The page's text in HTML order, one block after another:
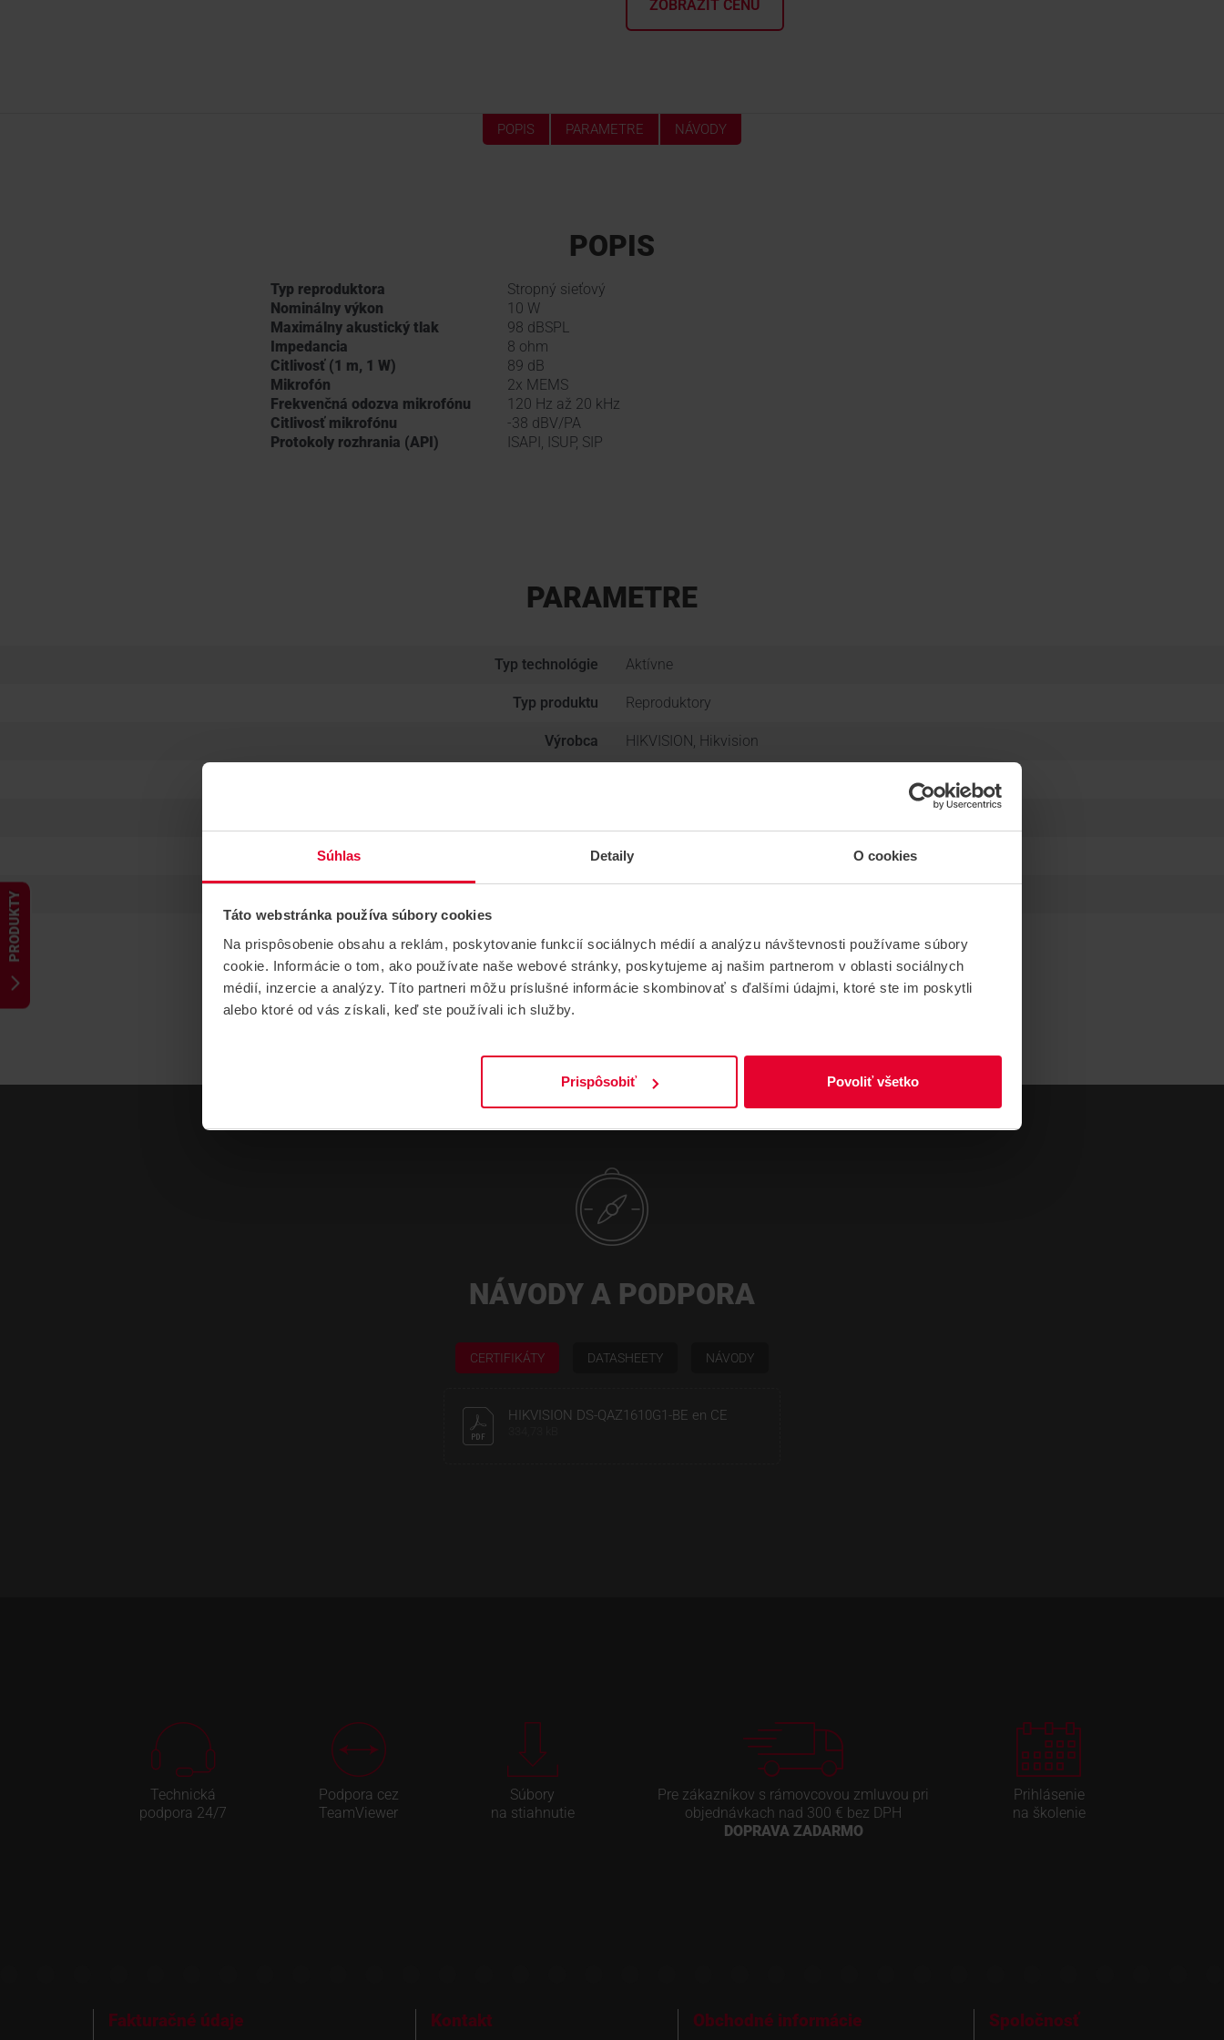
Súhlas Detaily O cookies
Táto webstránka používa súbory cookies
Na prispôsobenie obsahu a reklám, poskytovanie funkcií sociálnych médií a analýzu návštevnosti používame súbory
cookie. Informácie o tom, ako používate naše webové stránky, poskytujeme aj našim partnerom v oblasti sociálnych
médií, inzercie a analýzy. Títo partneri môžu príslušné informácie skombinovať s ďalšími údajmi, ktoré ste im poskytli
alebo ktoré od vás získali, keď ste používali ich služby.
Prispôsobiť Povoliť všetko
PRODUKTY
ZOBRAZIŤ CENU
POPIS PARAMETRE NÁVODY
POPIS
Typ reproduktora
Stropný sieťový
Nominálny výkon
10 W
Maximálny akustický tlak
98 dBSPL
Impedancia
8 ohm
Citlivosť (1 m, 1 W)
89 dB
Mikrofón
2x MEMS
Frekvenčná odozva mikrofónu
120 Hz až 20 kHz
Citlivosť mikrofónu
-38 dBV/PA
Protokoly rozhrania (API)
ISAPI, ISUP, SIP
PARAMETRE
Typ technológie Aktívne
Typ produktu Reproduktory
Výrobca HIKVISION, Hikvision
Výkon (W) 10
NÁVODY A PODPORA
CERTIFIKÁTY DATASHEETY NÁVODY
HIKVISION DS-QAZ1610G1-BE en CE
Technická
podpora 24/7
Podpora cez
TeamViewer
Súbory
na stiahnutie
Pre zákazníkov s rámovcovou zmluvou pri
objednávkach nad 300 € bez DPH
DOPRAVA ZADARMO
Prihlásenie
na školenie
Fakturačné údaje Kontakt Obchodné informácie Spoločnosť